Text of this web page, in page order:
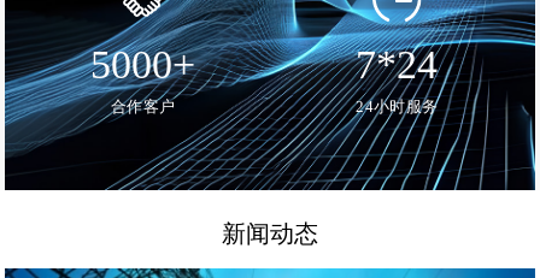
5000+
合作客户
7*24
24小时服务
新闻动态